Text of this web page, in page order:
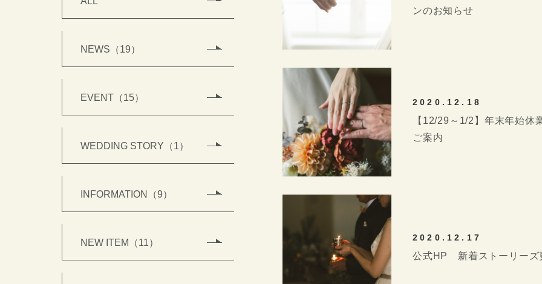
ンのお知らせ
2020.12.18
【12/29～1/2】年末年始休
ご案内
2020.12.17
公式HP 新着ストーリーズ
NEWS（19）
EVENT（15）
WEDDING STORY（1）
INFORMATION（9）
NEW ITEM（11）
WEDDING PLAN
PHOTO
MOVIE
STORIES
ACCESS
CONTACT